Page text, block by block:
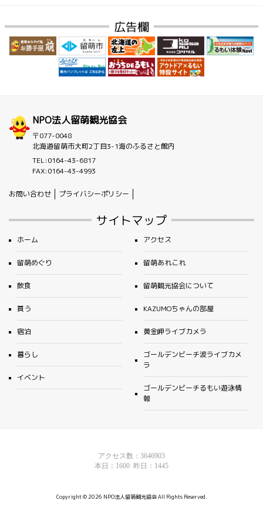
広告欄
NPO法人留萌観光協会
〒077-0048
北海道留萌市大町2丁目3-1海のふるさと館内
TEL:0164-43-6817
FAX:0164-43-4993
お問い合わせ プライバシーポリシー
サイトマップ
ホーム
留萌めぐり
飲食
買う
宿泊
暮らし
イベント
アクセス
留萌あれこれ
留萌観光協会について
KAZUMOちゃんの部屋
黄金岬ライブカメラ
ゴールデンビーチ波ライブカメ
ラ
ゴールデンビーチるもい遊泳情
報
Copyright © 2026 NPO法人留萌観光協会 All Rights Reserved.